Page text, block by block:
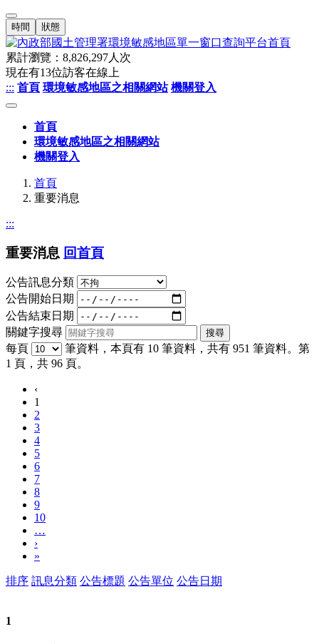
時間 狀態
累計瀏覽： 8,826,297人次
現在有13位訪客在線上
::: 首頁 環境敏感地區之相關網站 機關登入
首頁
環境敏感地區之相關網站
機關登入
首頁
重要消息
:::
重要消息 回首頁
公告訊息分類
公告開始日期
公告結束日期
關鍵字搜尋
每頁
筆資料，本頁有 10 筆資料，共有 951 筆資料。第
1 頁，共 96 頁。
‹
1
2
3
4
5
6
7
8
9
10
…
›
»
排序 訊息分類 公告標題 公告單位 公告日期
1